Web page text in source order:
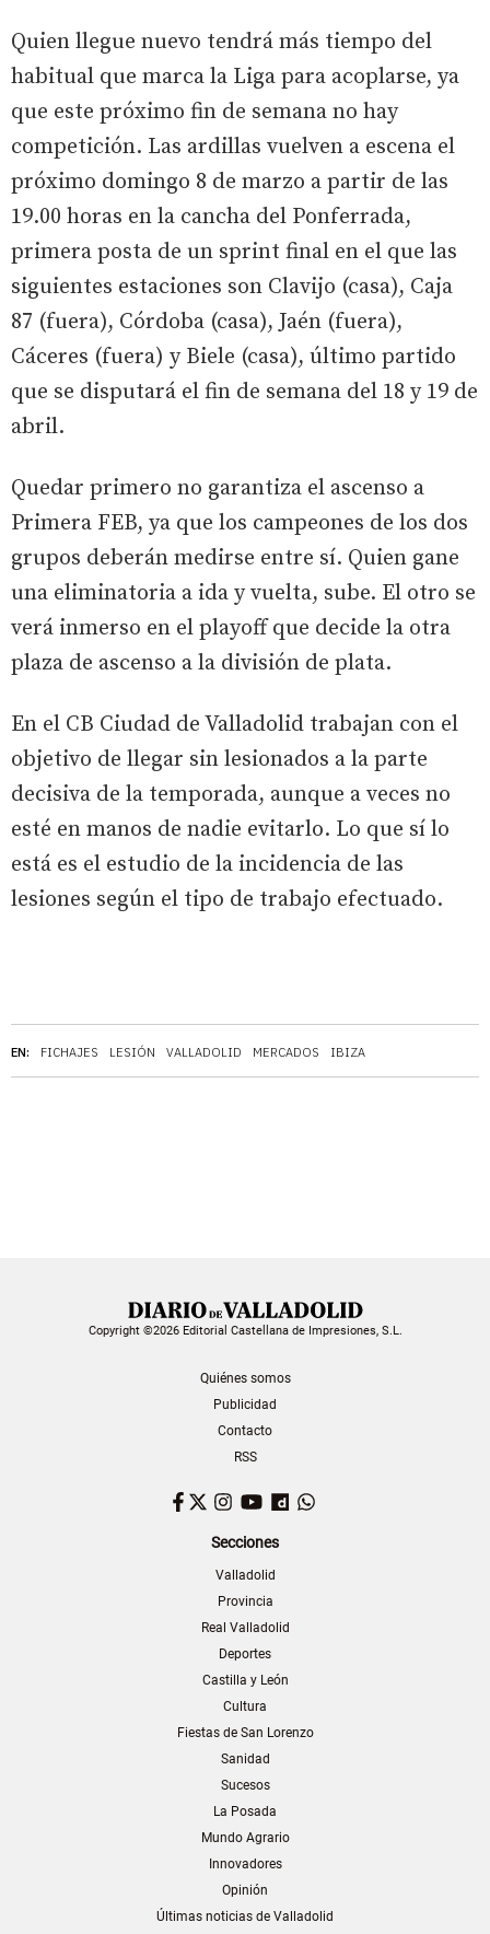
EN: FICHAJES LESIÓN VALLADOLID MERCADOS IBIZA
Quien llegue nuevo tendrá más tiempo del
habitual que marca la Liga para acoplarse, ya
que este próximo fin de semana no hay
competición. Las ardillas vuelven a escena el
próximo domingo 8 de marzo a partir de las
19.00 horas en la cancha del Ponferrada,
primera posta de un sprint final en el que las
siguientes estaciones son Clavijo (casa), Caja
87 (fuera), Córdoba (casa), Jaén (fuera),
Cáceres (fuera) y Biele (casa), último partido
que se disputará el fin de semana del 18 y 19 de
abril.
Quedar primero no garantiza el ascenso a
Primera FEB, ya que los campeones de los dos
grupos deberán medirse entre sí. Quien gane
una eliminatoria a ida y vuelta, sube. El otro se
verá inmerso en el playoff que decide la otra
plaza de ascenso a la división de plata.
En el CB Ciudad de Valladolid trabajan con el
objetivo de llegar sin lesionados a la parte
decisiva de la temporada, aunque a veces no
esté en manos de nadie evitarlo. Lo que sí lo
está es el estudio de la incidencia de las
lesiones según el tipo de trabajo efectuado.
Copyright ©2026 Editorial Castellana de Impresiones, S.L.
Quiénes somos
Publicidad
Contacto
RSS
Facebook
TwitterInstagram
YouTubeDailymotion
Secciones
Valladolid
Provincia
Real Valladolid
Deportes
Castilla y León
Cultura
Fiestas de San Lorenzo
Sanidad
Sucesos
La Posada
Mundo Agrario
Innovadores
Opinión
Últimas noticias de Valladolid